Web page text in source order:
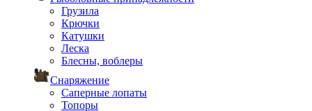
Грузила
Крючки
Катушки
Леска
Блесны, воблеры
Снаряжение
Саперные лопаты
Топоры